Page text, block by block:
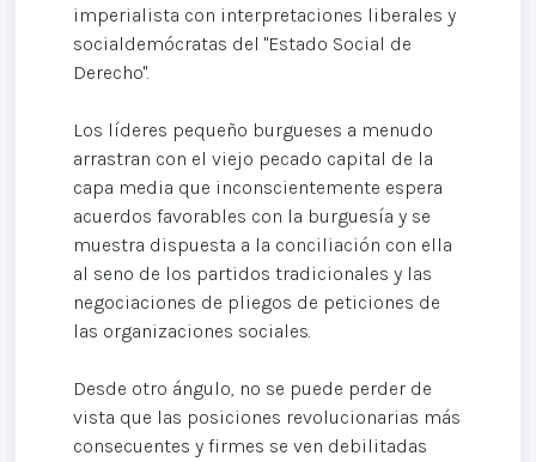
imperialista con interpretaciones liberales y
socialdemócratas del "Estado Social de
Derecho".
Los líderes pequeño burgueses a menudo
arrastran con el viejo pecado capital de la
capa media que inconscientemente espera
acuerdos favorables con la burguesía y se
muestra dispuesta a la conciliación con ella
al seno de los partidos tradicionales y las
negociaciones de pliegos de peticiones de
las organizaciones sociales.
Desde otro ángulo, no se puede perder de
vista que las posiciones revolucionarias más
consecuentes y firmes se ven debilitadas